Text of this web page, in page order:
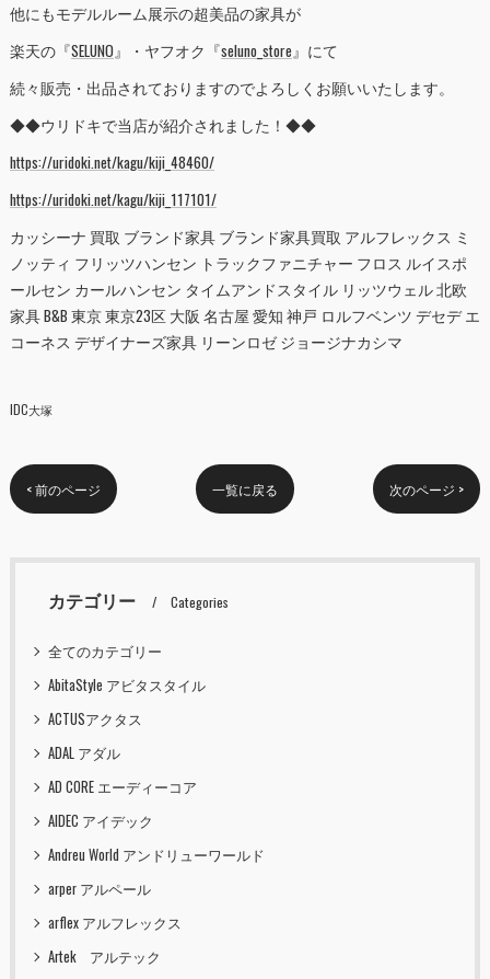
他にもモデルルーム展示の超美品の家具が
楽天の『SELUNO』・ヤフオク『seluno_store』にて
続々販売・出品されておりますのでよろしくお願いいたします。
◆◆ウリドキで当店が紹介されました！◆◆
https://uridoki.net/kagu/kiji_48460/
https://uridoki.net/kagu/kiji_117101/
カッシーナ 買取 ブランド家具 ブランド家具買取 アルフレックス ミ
ノッティ フリッツハンセン トラックファニチャー フロス ルイスポ
ールセン カールハンセン タイムアンドスタイル リッツウェル 北欧
家具 B&B 東京 東京23区 大阪 名古屋 愛知 神戸 ロルフベンツ デセデ エ
コーネス デザイナーズ家具 リーンロゼ ジョージナカシマ
IDC大塚
< 前のページ 一覧に戻る 次のページ >
カテゴリー Categories
全てのカテゴリー
AbitaStyle アビタスタイル
ACTUSアクタス
ADAL アダル
AD CORE エーディーコア
AIDEC アイデック
Andreu World アンドリューワールド
arper アルペール
arflex アルフレックス
Artek アルテック